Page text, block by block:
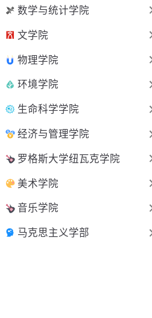
数学与统计学院
文学院
物理学院
环境学院
生命科学学院
经济与管理学院
罗格斯大学纽瓦克学院
美术学院
音乐学院
马克思主义学部